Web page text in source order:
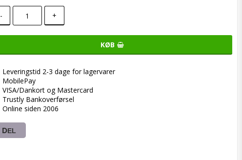
- +
KØB
Leveringstid 2-3 dage for lagervarer
MobilePay
VISA/Dankort og Mastercard
Trustly Bankoverførsel
Online siden 2006
DEL